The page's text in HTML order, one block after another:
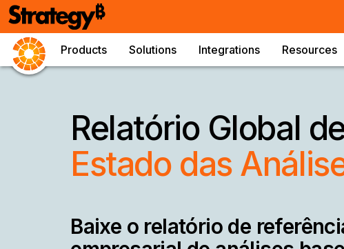
Products Solutions Integrations Resources
Relatório Global
Estado das
Baixe o relatório de